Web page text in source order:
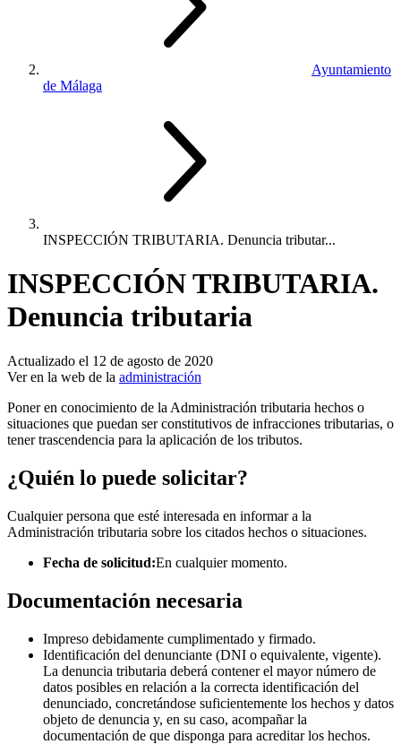
Ayuntamiento
de Málaga
INSPECCIÓN TRIBUTARIA. Denuncia tributar...
INSPECCIÓN TRIBUTARIA.
Denuncia tributaria
Actualizado el 12 de agosto de 2020
Ver en la web de la administración
Poner en conocimiento de la Administración tributaria hechos o
situaciones que puedan ser constitutivos de infracciones tributarias, o
tener trascendencia para la aplicación de los tributos.
¿Quién lo puede solicitar?
Cualquier persona que esté interesada en informar a la
Administración tributaria sobre los citados hechos o situaciones.
Fecha de solicitud:En cualquier momento.
Documentación necesaria
Impreso debidamente cumplimentado y firmado.
Identificación del denunciante (DNI o equivalente, vigente).
La denuncia tributaria deberá contener el mayor número de
datos posibles en relación a la correcta identificación del
denunciado, concretándose suficientemente los hechos y datos
objeto de denuncia y, en su caso, acompañar la
documentación de que disponga para acreditar los hechos.